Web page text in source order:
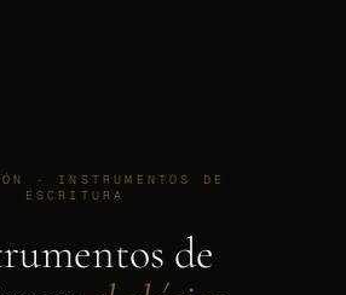
· INSTRUMENTOS DE
ESCRITURA
de